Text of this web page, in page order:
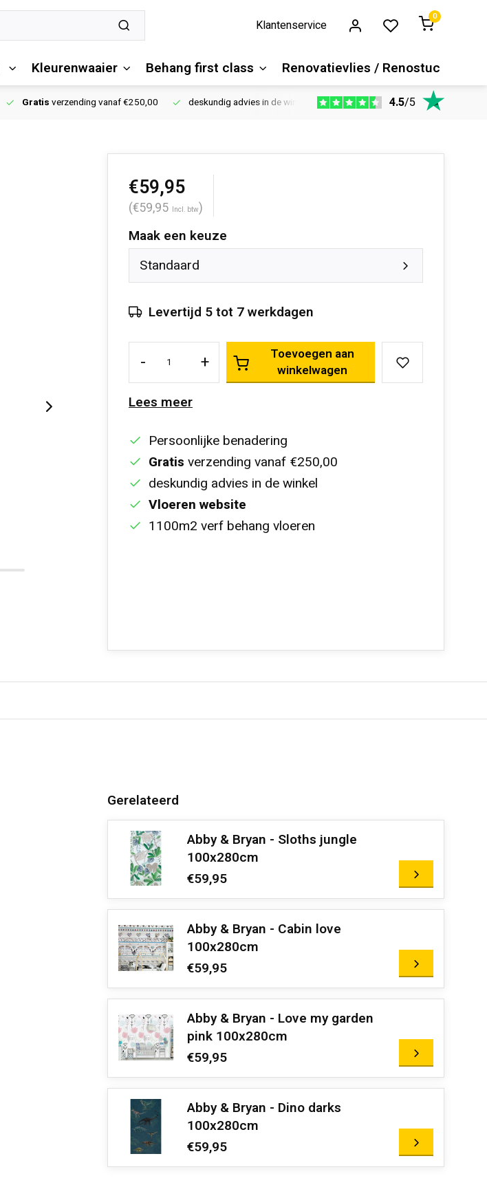
Klantenservice
0
Kleurenwaaier Behang first class Renovatievlies / Renostuc
Gratis verzending vanaf €250,00 deskundig advies in de winkel Vloeren website 1100m2
4.5/5
€59,95
(€59,95 Incl. btw)
Maak een keuze
Standaard
Levertijd 5 tot 7 werkdagen
- +
Toevoegen aan
winkelwagen
Lees meer
Persoonlijke benadering
Gratis verzending vanaf €250,00
deskundig advies in de winkel
Vloeren website
1100m2 verf behang vloeren
Gerelateerd
Abby & Bryan - Sloths jungle
100x280cm
€59,95
Abby & Bryan - Cabin love
100x280cm
€59,95
Abby & Bryan - Love my garden
pink 100x280cm
€59,95
Abby & Bryan - Dino darks
100x280cm
€59,95